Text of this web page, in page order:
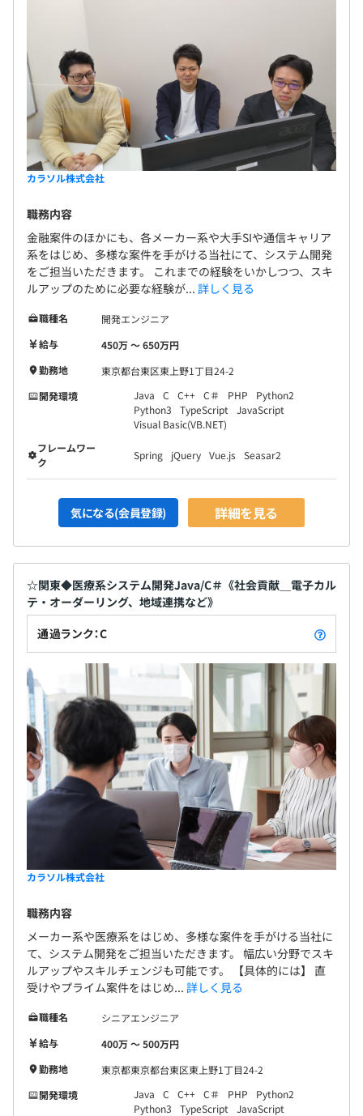
カラソル株式会社
職務内容
金融案件のほかにも、各メーカー系や大手SIや通信キャリア
系をはじめ、多様な案件を手がける当社にて、システム開発
をご担当いただきます。 これまでの経験をいかしつつ、スキ
ルアップのために必要な経験が... 詳しく見る
職種名
開発エンジニア
給与
450万 〜 650万円
勤務地
東京都台東区東上野1丁目24-2
開発環境
Java C C++ C＃ PHP
Python2
Python3
TypeScript
JavaScript
Visual Basic(VB.NET)
フレームワー
ク
Spring jQuery Vue.js Seasar2
気になる(会員登録) 詳細を見る
☆関東◆医療系システム開発Java/C＃《社会貢献＿電子カル
テ・オーダーリング、地域連携など》
通過ランク：C
カラソル株式会社
職務内容
メーカー系や医療系をはじめ、多様な案件を手がける当社に
て、システム開発をご担当いただきます。 幅広い分野でスキ
ルアップやスキルチェンジも可能です。 【具体的には】 直
受けやプライム案件をはじめ... 詳しく見る
職種名
シニアエンジニア
給与
400万 〜 500万円
勤務地
東京都東京都台東区東上野1丁目24-2
開発環境
Java C C++ C＃ PHP
Python2
Python3
TypeScript
JavaScript